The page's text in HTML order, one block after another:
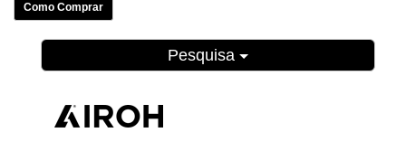
Como Comprar
Pesquisa